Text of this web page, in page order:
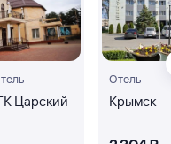
Царский
Отель
Крымск